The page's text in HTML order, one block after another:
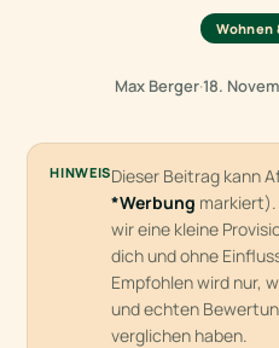
Wohnen
Max Berger·18.
HINWEISDieser Beitrag kann
*Werbung
wir eine kleine
dich und ohne
Empfohlen wird nur,
und echten
verglichen haben.